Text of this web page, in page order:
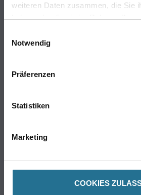
weiteren Daten zusammen, die Sie
haben oder die sie im Rahmen
Notwendig
Präferenzen
Statistiken
Marketing
COOKIES
Online-Shop
WDV-Systeme
Putze- und Spachtelmassen